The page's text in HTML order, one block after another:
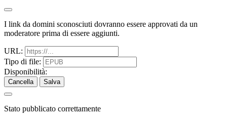
I link da domini sconosciuti dovranno essere approvati da un
moderatore prima di essere aggiunti.
URL:
Tipo di file:
Disponibilità:
Cancella Salva
Stato pubblicato correttamente